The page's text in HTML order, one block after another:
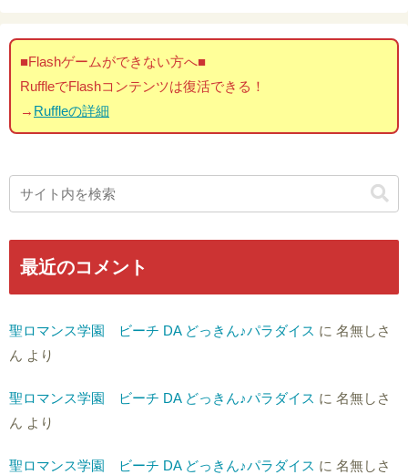
■Flashゲームができない方へ■
RuffleでFlashコンテンツは復活できる！
→ Ruffleの詳細
最近のコメント
聖ロマンス学園 ビーチ DA どっきん♪パラダイス に 名無しさ
ん より
聖ロマンス学園 ビーチ DA どっきん♪パラダイス に 名無しさ
ん より
聖ロマンス学園 ビーチ DA どっきん♪パラダイス に 名無しさ